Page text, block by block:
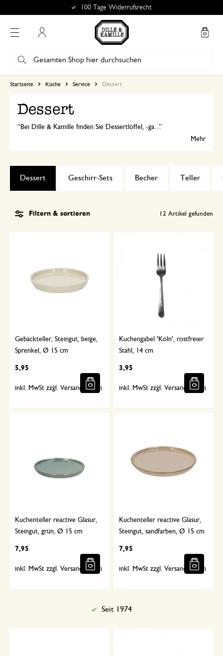
100 Tage Widerrufsrecht
Startseite Küche Service Dessert
Dessert
Bei Dille & Kamille finden Sie Dessertlöffel, -gabeln und -messer. Sie sind kleiner als normales Besteck und passen besser zu einem Dessertteller.
Mehr
Geschirr-Sets Becher Teller
Dessert
Filtern & sortieren 12 Artikel gefunden
Gebäckteller, Steingut, beige,
Sprenkel, Ø 15 cm
5,95
inkl. MwSt zzgl. Versandkosten
Kuchengabel 'Köln', rostfreier
Stahl, 14 cm
3,95
inkl. MwSt zzgl. Versandkosten
Kuchenteller reactive Glasur,
Steingut, grün, Ø 15 cm
7,95
inkl. MwSt zzgl. Versandkosten
Kuchenteller reactive Glasur,
Steingut, sandfarben, Ø 15 cm
7,95
inkl. MwSt zzgl. Versandkosten
Seit 1974